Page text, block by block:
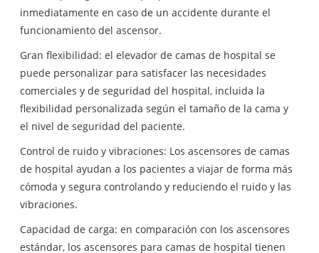
inmediatamente en caso de un accidente durante el
funcionamiento del ascensor.
Gran flexibilidad: el elevador de camas de hospital se
puede personalizar para satisfacer las necesidades
comerciales y de seguridad del hospital, incluida la
flexibilidad personalizada según el tamaño de la cama y
el nivel de seguridad del paciente.
Control de ruido y vibraciones: Los ascensores de camas
de hospital ayudan a los pacientes a viajar de forma más
cómoda y segura controlando y reduciendo el ruido y las
vibraciones.
Capacidad de carga: en comparación con los ascensores
estándar, los ascensores para camas de hospital tienen